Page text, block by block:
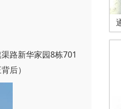
路新华家园8栋701
后）